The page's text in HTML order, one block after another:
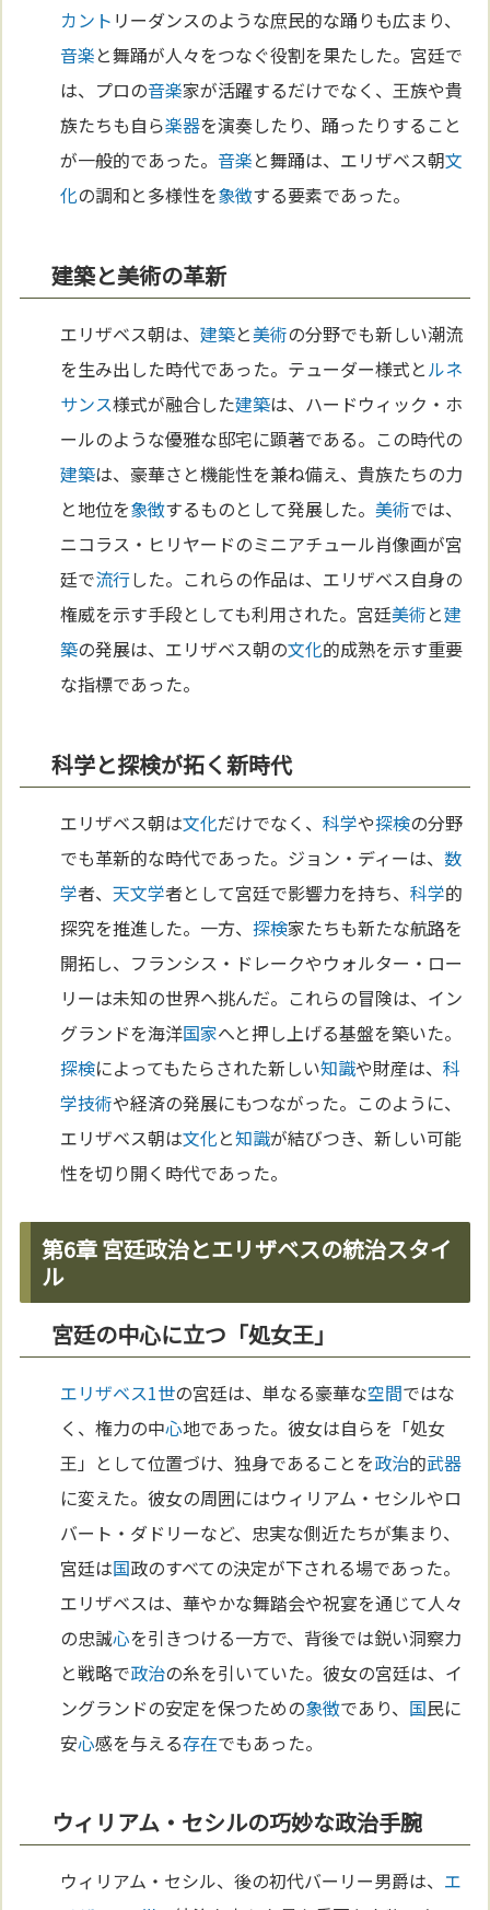
カント リーダンスのような庶民的な踊りも広まり、
音楽と舞踊が人々をつなぐ役割を果たした。宮廷で
は、プロの音楽家が活躍するだけでなく、王族や貴
族たちも自ら楽器を演奏したり、踊ったりすること
が一般的であった。音楽と舞踊は、エリザベス朝文
化の調和と多様性を象徴する要素であった。
建築と美術の革新
エリザベス朝は、建築と美術の分野でも新しい潮流
を生み出した時代であった。テューダー様式とルネ
サンス様式が融合した建築は、ハードウィック・ホ
ールのような優雅な邸宅に顕著である。この時代の
建築は、豪華さと機能性を兼ね備え、貴族たちの力
と地位を象徴するものとして発展した。美術では、
ニコラス・ヒリヤードのミニアチュール肖像画が宮
廷で流行した。これらの作品は、エリザベス自身の
権威を示す手段としても利用された。宮廷美術と建
築の発展は、エリザベス朝の文化的成熟を示す重要
な指標であった。
科学と探検が拓く新時代
エリザベス朝は文化だけでなく、科学や探検の分野
でも革新的な時代であった。ジョン・ディーは、数
学者、天文学者として宮廷で影響力を持ち、科学的
探究を推進した。一方、探検家たちも新たな航路を
開拓し、フランシス・ドレークやウォルター・ロー
リーは未知の世界へ挑んだ。これらの冒険は、イン
グランドを海洋国家へと押し上げる基盤を築いた。
探検によってもたらされた新しい知識や財産は、科
学技術や経済の発展にもつながった。このように、
エリザベス朝は文化と知識が結びつき、新しい可能
性を切り開く時代であった。
第6章 宮廷政治とエリザベスの統治スタイ
ル
宮廷の中心に立つ「処女王」
エリザベス1世の宮廷は、単なる豪華な空間ではな
く、権力の中心地であった。彼女は自らを「処女
王」として位置づけ、独身であることを政治的武器
に変えた。彼女の周囲にはウィリアム・セシルやロ
バート・ダドリーなど、忠実な側近たちが集まり、
宮廷は国政のすべての決定が下される場であった。
エリザベスは、華やかな舞踏会や祝宴を通じて人々
の忠誠心を引きつける一方で、背後では鋭い洞察力
と戦略で政治の糸を引いていた。彼女の宮廷は、イ
ングランドの安定を保つための象徴であり、 国民に
安心感を与える存在でもあった。
ウィリアム・セシルの巧妙な政治手腕
ウィリアム・セシル、後の初代バーリー男爵は、 エ